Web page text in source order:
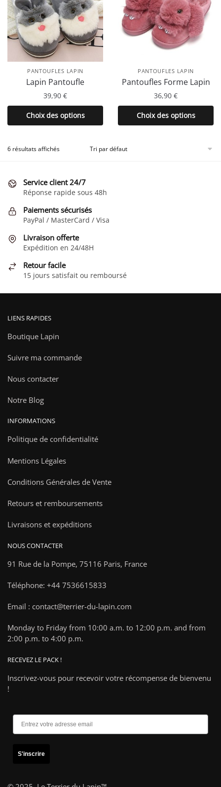
options
peuvent
être
choisies
sur
la
produit
options
peuvent
être
choisies
sur
page
produit
PANTOUFLES LAPIN
Lapin Pantoufle
39,90 €
Choix des options
Ce
produit
plusieurs
options
peuvent
être
choisies
la
du
produit
PANTOUFLES LAPIN
Pantoufles Forme Lapin
36,90 €
Choix des options
Ce
produit
6 résultats affichés
Service client 24/7
Réponse rapide sous 48h
Paiements sécurisés
PayPal / MasterCard / Visa
Livraison offerte
Expédition en 24/48H
Retour facile
15 jours satisfait ou remboursé
LIENS RAPIDES
Boutique Lapin
Suivre ma commande
Nous contacter
Notre Blog
INFORMATIONS
Politique de confidentialité
Mentions Légales
Conditions Générales de Vente
Retours et remboursements
Livraisons et expéditions
NOUS CONTACTER
91 Rue de la Pompe, 75116 Paris, France
Téléphone: +44 7536615833
Email : contact@terrier-du-lapin.com
Monday to Friday from 10:00 a.m. to 12:00 p.m. and from
2:00 p.m. to 4:00 p.m.
RECEVEZ LE PACK !
Inscrivez-vous pour recevoir votre récompense de bienvenu
!
S'inscrire